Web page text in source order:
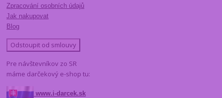
Zpracování osobních údajů
Jak nakupovat
Blog
Odstoupit od smlouvy
Pre návštevníkov zo SR
máme darčekový e-shop tu:
www.i-darcek.sk